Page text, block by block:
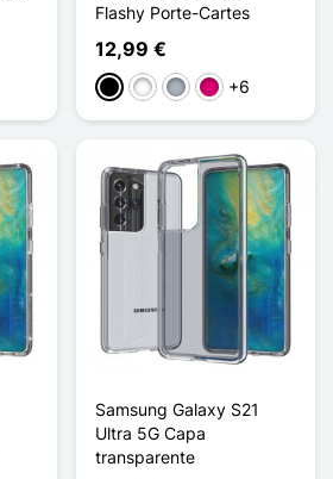
Flashy Porte-Cartes
12,99 €
PretoBrancoCinzento
Magenta
+6
Samsung Galaxy S21
Ultra 5G Capa
transparente